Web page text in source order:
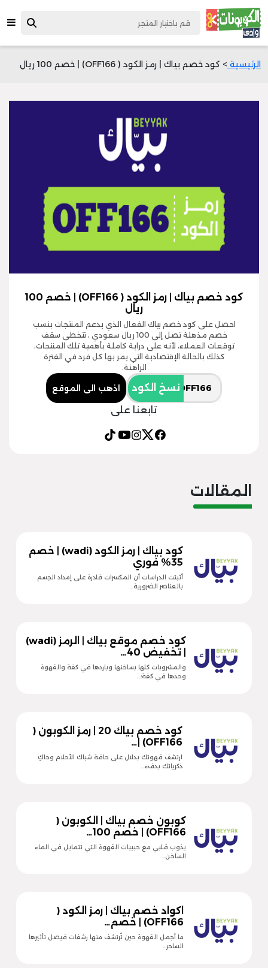
الرئيسية > كود خصم بياك | رمز الكود ( OFF166) | خصم 100 ريال
كود خصم بياك | رمز الكود ( OFF166) | خصم 100
ريال
احصل على كود خصم بياك الفعال الذي يدعم المنتجات بنسب
خصم مذهلة تصل إلى 100 ريال سعودي ، تتخطى سقف
توقعات العملاء، لأنه على دراية كاملة بأهمية تلك المنتجات،
كذلك بالحالة الإقتصادية التي يمر بها كل فرد في الفترة
الراهنة.
نسخ الكود اذهب الى الموقع
تابعنا على
المقالات
كود بياك | رمز الكود (wadi) | خصم
35% فوري
أثبتت الدراسات أن المكسرات قادرة على إمداد الجسم
بالعناصر الضرورية…
كود خصم موقع بياك | الرمز (wadi)
| تخفيض 40…
والمشروبات كلها بساخنها وباردها في كفة والقهوة
وحدها في كفة؛…
كود خصم بياك 20 | رمز الكوبون (
OFF166) |…
ارتشف قهوتك بدلال على حافة شباك الأحلام وحاكِ
ذكرياتك بدفء…
كوبون خصم بياك | الكوبون (
OFF166) | خصم 100…
يذوب قلبي مع حبيبات القهوة التي تتمايل في الماء
الساخن…
اكواد خصم بياك | رمز الكود (
OFF166) | خصم…
ما أجمل القهوة حين تُرتشف منها رشفات فيصل تأثيرها
الساحر…